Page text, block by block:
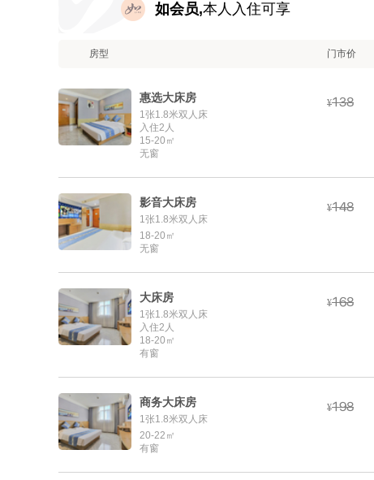
如会员,本人入住可享
房型 门市价
惠选大床房
1张1.8米双人床
入住2人
15-20㎡
无窗
¥
影音大床房
1张1.8米双人床
18-20㎡
无窗
¥
大床房
1张1.8米双人床
入住2人
18-20㎡
有窗
¥
商务大床房
1张1.8米双人床
20-22㎡
有窗
¥